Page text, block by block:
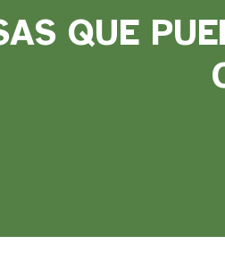
QUE